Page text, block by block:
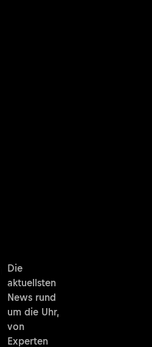
Die
aktuellsten
News rund
um die Uhr,
von
Experten